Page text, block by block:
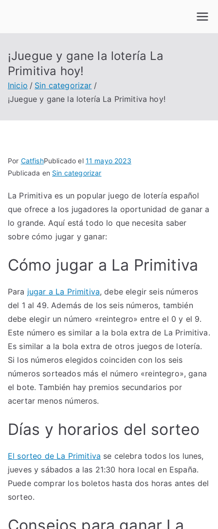
¡Juegue y gane la lotería La
Primitiva hoy!
Inicio
Sin categorizar
¡Juegue y gane la lotería La Primitiva hoy!
Por CatfishPublicado el 11 mayo 2023
Publicada en Sin categorizar
La Primitiva es un popular juego de lotería español
que ofrece a los jugadores la oportunidad de ganar a
lo grande. Aquí está todo lo que necesita saber
sobre cómo jugar y ganar:
Cómo jugar a La Primitiva
Para jugar a La Primitiva, debe elegir seis números
del 1 al 49. Además de los seis números, también
debe elegir un número «reintegro» entre el 0 y el 9.
Este número es similar a la bola extra de La Primitiva.
Es similar a la bola extra de otros juegos de lotería.
Si los números elegidos coinciden con los seis
números sorteados más el número «reintegro», gana
el bote. También hay premios secundarios por
acertar menos números.
Días y horarios del sorteo
El sorteo de La Primitiva se celebra todos los lunes,
jueves y sábados a las 21:30 hora local en España.
Puede comprar los boletos hasta dos horas antes del
sorteo.